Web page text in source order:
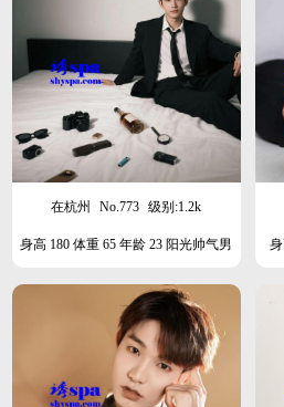
在杭州 No.773 级别:1.2k
身高 180 体重 65 年龄 23 阳光帅气男